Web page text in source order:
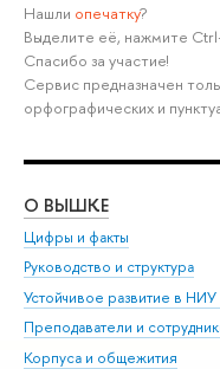
Нашли опечатку?
Выделите её, нажмите
Спасибо за участие!
Сервис предназначен
орфографических и
О ВЫШКЕ
Цифры и факты
Руководство и структура
Устойчивое развитие в
Преподаватели и
Корпуса и общежития